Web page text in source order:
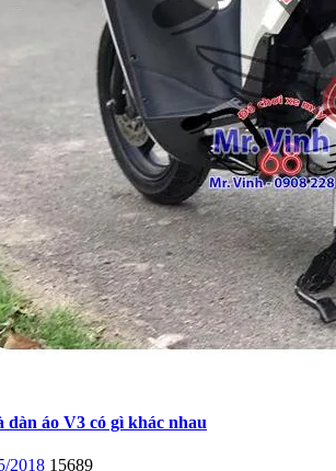
dàn áo V3 có gì khác nhau
2018 15689